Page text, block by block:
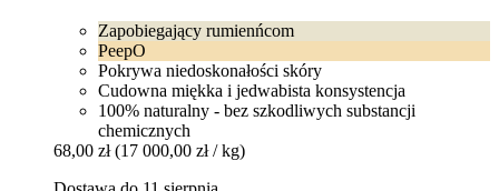
Zapobiegający rumienńcom
PeepO
Pokrywa niedoskonałości skóry
Cudowna miękka i jedwabista konsystencja
100% naturalny - bez szkodliwych substancji
chemicznych
68,00 zł (17 000,00 zł / kg)